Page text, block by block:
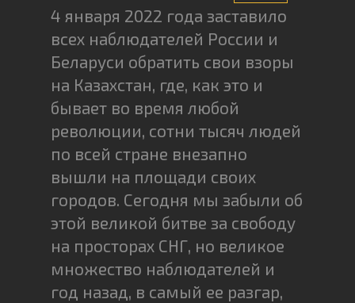
4 января 2022 года заставило
всех наблюдателей России и
Беларуси обратить свои взоры
на Казахстан, где, как это и
бывает во время любой
революции, сотни тысяч людей
по всей стране внезапно
вышли на площади своих
городов. Сегодня мы забыли об
этой великой битве за свободу
на просторах СНГ, но великое
множество наблюдателей и
год назад, в самый ее разгар,